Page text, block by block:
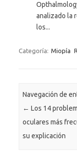
analizado la
los...
Categoría: Miopía
Navegación de
← Los 14
oculares más
su explicación